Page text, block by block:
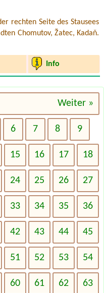
rechten Seite des Stausees
Chomutov, Žatec, Kadaň.
Info
Weiter »
6 7 8 9
15 16 17 18
24 25 26 27
33 34 35 36
42 43 44 45
51 52 53 54
60 61 62 63